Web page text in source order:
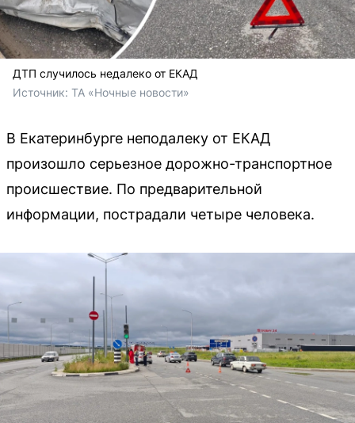
ДТП случилось недалеко от ЕКАД
Источник: ТА «Ночные новости»
В Екатеринбурге неподалеку от ЕКАД
произошло серьезное дорожно-транспортное
происшествие. По предварительной
информации, пострадали четыре человека.